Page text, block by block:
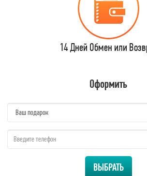
14 Дней Обмен или
Оформить
ВЫБРАТЬ